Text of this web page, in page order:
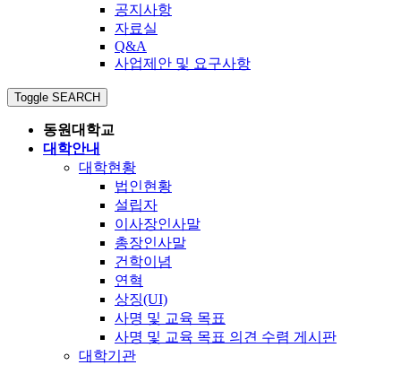
공지사항
자료실
Q&A
사업제안 및 요구사항
Toggle SEARCH
동원대학교
대학안내
대학현황
법인현황
설립자
이사장인사말
총장인사말
건학이념
연혁
상징(UI)
사명 및 교육 목표
사명 및 교육 목표 의견 수렴 게시판
대학기관